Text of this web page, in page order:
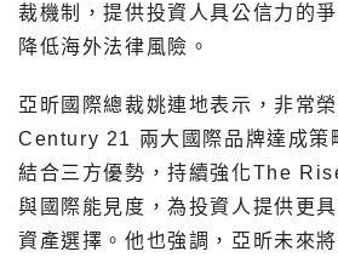
裁機制，提供投資人具公信力的
降低海外法律風險。
亞昕國際總裁姚連地表示，非常
Century 21 兩大國際品牌達成策
結合三方優勢，持續強化The
與國際能見度，為投資人提供更
資產選擇。他也強調，亞昕未來